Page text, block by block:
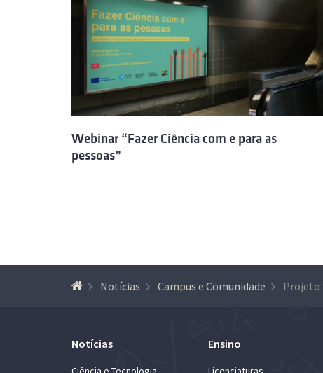
Webinar “Fazer Ciência com e para as
pessoas”
Notícias Campus e Comunidade
Notícias Ensino